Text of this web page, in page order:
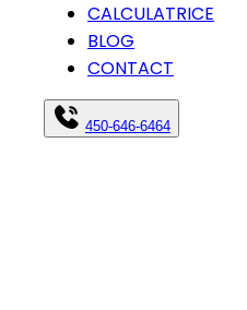
CALCULATRICE
BLOG
CONTACT
450-646-6464